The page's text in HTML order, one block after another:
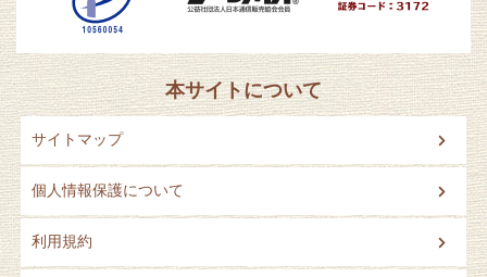
本サイトについて
サイトマップ
個人情報保護について
利用規約